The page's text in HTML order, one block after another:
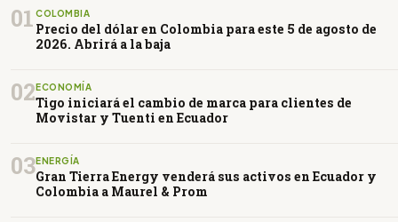
01 COLOMBIA
Precio del dólar en Colombia para este 5 de agosto de
2026. Abrirá a la baja
02 ECONOMÍA
Tigo iniciará el cambio de marca para clientes de
Movistar y Tuenti en Ecuador
03ENERGÍA
Gran Tierra Energy venderá sus activos en Ecuador y
Colombia a Maurel & Prom